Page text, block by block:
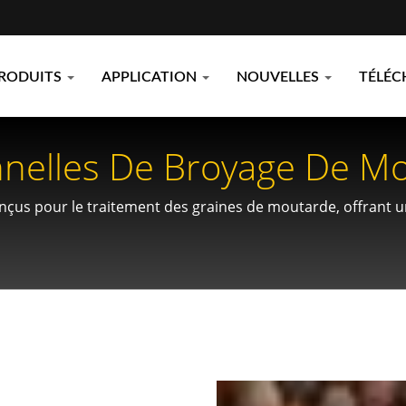
APPLICATION NOUVELLES
De Broyage De
Des Épices
pour le traitement des graines de moutarde, offrant